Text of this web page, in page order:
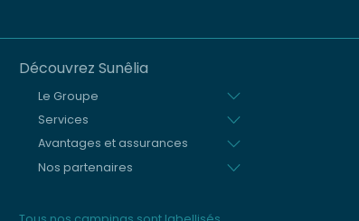
Découvrez Sunêlia
Le Groupe
Services
Avantages et assurances
Nos partenaires